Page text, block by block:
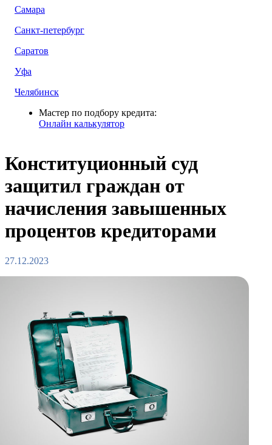
Самара
Санкт-петербург
Саратов
Уфа
Челябинск
Мастер по подбору кредита:
Онлайн калькулятор
Конституционный суд
защитил граждан от
начисления завышенных
процентов кредиторами
27.12.2023